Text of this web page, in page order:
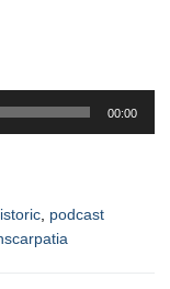
00:00
podcast